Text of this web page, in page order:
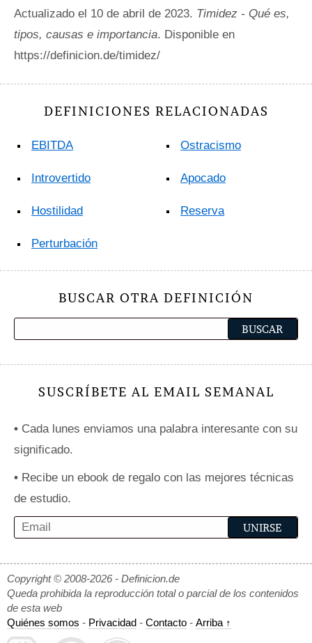
Actualizado el 10 de abril de 2023. Timidez - Qué es,
tipos, causas e importancia. Disponible en
https://definicion.de/timidez/
DEFINICIONES RELACIONADAS
EBITDA
Introvertido
Hostilidad
Perturbación
Ostracismo
Apocado
Reserva
BUSCAR OTRA DEFINICIÓN
SUSCRÍBETE AL EMAIL SEMANAL
• Cada lunes enviamos una palabra interesante con su
significado.
• Recibe un ebook de regalo con las mejores técnicas
de estudio.
Copyright © 2008-2026 - Definicion.de
Queda prohibida la reproducción total o parcial de los contenidos
de esta web
Quiénes somos - Privacidad - Contacto - Arriba ↑